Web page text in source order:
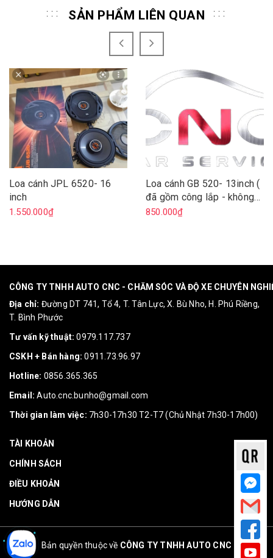
SẢN PHẨM LIÊN QUAN
Loa cánh JPL 6520- 16
inch
1.550.000₫
Loa cánh GB 520- 13inch (
đã gồm công lắp - không
lắp trừ công 200 )
850.000₫
CÔNG TY TNHH AUTO CNC - CHĂM SÓC VÀ ĐỘ XE CHUYÊN
Địa chỉ: Đường DT 741, Tổ 4, T. Tân Lực, X. Bù Nho, H. Phú Riềng,
T. Bình Phước
Tư vấn kỹ thuật: 0979.117.737
CSKH + Bán hàng: 0911.73.96.97
Hotline: 0856.365.365
Email: Auto.cnc.bunho@gmail.com
Thời gian làm việc: 7h30-17h30 T2-T7 (Chủ Nhật 7h30-17h00)
TÀI KHOẢN
CHÍNH SÁCH
ĐIỀU KHOẢN
HƯỚNG DẪN
Bản quyền thuộc về CÔNG TY TNHH AUTO CNC